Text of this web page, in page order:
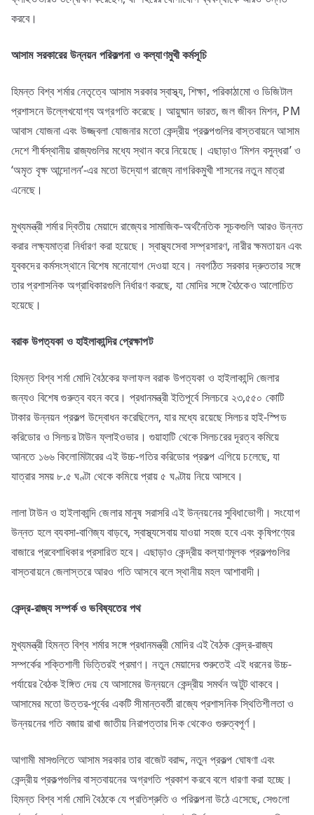
করবে।
আসামসরকারেরউন্নয়নপরিকল্পনাওকল্যাণমুখীকর্মসূচি
হিমন্ত বিশ্ব শর্মার নেতৃত্বে আসাম সরকার স্বাস্থ্য, শিক্ষা, পরিকাঠামো ও ডিজিটাল
প্রশাসনে উল্লেখযোগ্য অগ্রগতি করেছে। আয়ুষ্মান ভারত, জল জীবন মিশন, PM
আবাস যোজনা এবং উজ্জ্বলা যোজনার মতো কেন্দ্রীয় প্রকল্পগুলির বাস্তবায়নে আসাম
দেশে শীর্ষস্থানীয় রাজ্যগুলির মধ্যে স্থান করে নিয়েছে। এছাড়াও ‘মিশন বসুন্ধরা’ ও
‘অমৃত বৃক্ষ আন্দোলন’-এর মতো উদ্যোগ রাজ্যে নাগরিকমুখী শাসনের নতুন মাত্রা
এনেছে।
মুখ্যমন্ত্রী শর্মার দ্বিতীয় মেয়াদে রাজ্যের সামাজিক-অর্থনৈতিক সূচকগুলি আরও উন্নত
করার লক্ষ্যমাত্রা নির্ধারণ করা হয়েছে। স্বাস্থ্যসেবা সম্প্রসারণ, নারীর ক্ষমতায়ন এবং
যুবকদের কর্মসংস্থানে বিশেষ মনোযোগ দেওয়া হবে। নবগঠিত সরকার দ্রুততার সঙ্গে
তার প্রশাসনিক অগ্রাধিকারগুলি নির্ধারণ করছে, যা মোদির সঙ্গে বৈঠকেও আলোচিত
হয়েছে।
বরাকউপত্যকাওহাইলাকান্দিরপ্রেক্ষাপট
হিমন্ত বিশ্ব শর্মা মোদি বৈঠকের ফলাফল বরাক উপত্যকা ও হাইলাকান্দি জেলার
জন্যও বিশেষ গুরুত্ব বহন করে। প্রধানমন্ত্রী ইতিপূর্বে সিলচরে ২৩,৫৫০ কোটি
টাকার উন্নয়ন প্রকল্প উদ্বোধন করেছিলেন, যার মধ্যে রয়েছে সিলচর হাই-স্পিড
করিডোর ও সিলচর টাউন ফ্লাইওভার। গুয়াহাটি থেকে সিলচরের দূরত্ব কমিয়ে
আনতে ১৬৬ কিলোমিটারের এই উচ্চ-গতির করিডোর প্রকল্প এগিয়ে চলেছে, যা
যাত্রার সময় ৮.৫ ঘণ্টা থেকে কমিয়ে প্রায় ৫ ঘণ্টায় নিয়ে আসবে।
লালা টাউন ও হাইলাকান্দি জেলার মানুষ সরাসরি এই উন্নয়নের সুবিধাভোগী। সংযোগ
উন্নত হলে ব্যবসা-বাণিজ্য বাড়বে, স্বাস্থ্যসেবায় যাওয়া সহজ হবে এবং কৃষিপণ্যের
বাজারে প্রবেশাধিকার প্রসারিত হবে। এছাড়াও কেন্দ্রীয় কল্যাণমূলক প্রকল্পগুলির
বাস্তবায়নে জেলাস্তরে আরও গতি আসবে বলে স্থানীয় মহল আশাবাদী।
কেন্দ্র-রাজ্যসম্পর্কওভবিষ্যতেরপথ
মুখ্যমন্ত্রী হিমন্ত বিশ্ব শর্মার সঙ্গে প্রধানমন্ত্রী মোদির এই বৈঠক কেন্দ্র-রাজ্য
সম্পর্কের শক্তিশালী ভিত্তিরই প্রমাণ। নতুন মেয়াদের শুরুতেই এই ধরনের উচ্চ-
পর্যায়ের বৈঠক ইঙ্গিত দেয় যে আসামের উন্নয়নে কেন্দ্রীয় সমর্থন অটুট থাকবে।
আসামের মতো উত্তর-পূর্বের একটি সীমান্তবর্তী রাজ্যে প্রশাসনিক স্থিতিশীলতা ও
উন্নয়নের গতি বজায় রাখা জাতীয় নিরাপত্তার দিক থেকেও গুরুত্বপূর্ণ।
আগামী মাসগুলিতে আসাম সরকার তার বাজেট বরাদ্দ, নতুন প্রকল্প ঘোষণা এবং
কেন্দ্রীয় প্রকল্পগুলির বাস্তবায়নের অগ্রগতি প্রকাশ করবে বলে ধারণা করা হচ্ছে।
হিমন্ত বিশ্ব শর্মা মোদি বৈঠকে যে প্রতিশ্রুতি ও পরিকল্পনা উঠে এসেছে, সেগুলো